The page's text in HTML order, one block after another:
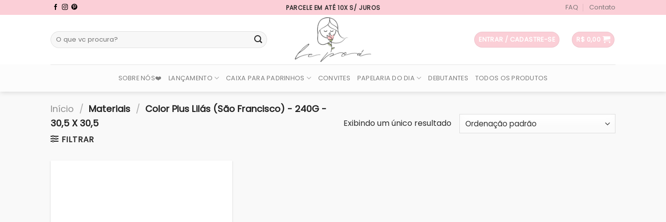
to
PARCELE EM ATÉ 10X S/ JUROS FAQ Contato
Pesquisar
por:
ENTRAR / CADASTRE-SE R$ 0,00
SOBRE NÓS❤️ LANÇAMENTO CAIXA PARA PADRINHOS CONVITES PAPELARIA DO DIA DEBUTANTES TODOS OS PRODUTOS
Início / Materiais / Color Plus Lilás (São Francisco) - 240G -
30,5 X 30,5
FILTRAR
Exibindo um único resultado